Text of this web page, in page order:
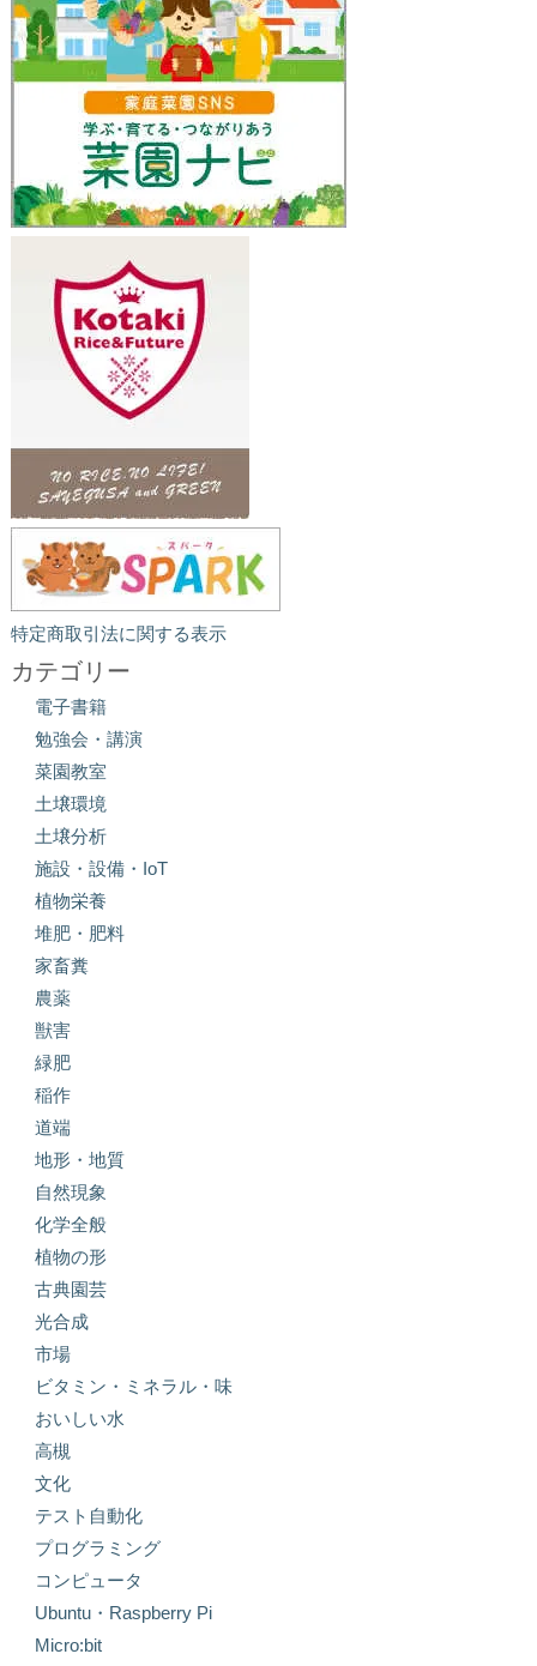
特定商取引法に関する表示
カテゴリー
電子書籍
勉強会・講演
菜園教室
土壌環境
土壌分析
施設・設備・IoT
植物栄養
堆肥・肥料
家畜糞
農薬
獣害
緑肥
稲作
道端
地形・地質
自然現象
化学全般
植物の形
古典園芸
光合成
市場
ビタミン・ミネラル・味
おいしい水
高槻
文化
テスト自動化
プログラミング
コンピュータ
Ubuntu・Raspberry Pi
Micro:bit